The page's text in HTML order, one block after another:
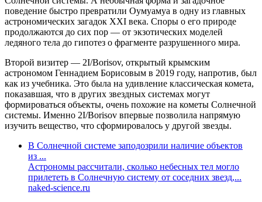
поведение быстро превратили Оумуамуа в одну из главных
астрономических загадок XXI века. Споры о его природе
продолжаются до сих пор — от экзотических моделей
ледяного тела до гипотез о фрагменте разрушенного мира.
Второй визитер — 2I/Borisov, открытый крымским
астрономом Геннадием Борисовым в 2019 году, напротив, был
как из учебника. Это была на удивление классическая комета,
показавшая, что в других звездных системах могут
формироваться объекты, очень похожие на кометы Солнечной
системы. Именно 2I/Borisov впервые позволила напрямую
изучить вещество, что сформировалось у другой звезды.
В Солнечной системе заподозрили наличие объектов
из ...
Астрономы рассчитали, сколько небесных тел могло
прилететь в Солнечную систему от соседних звезд,...
naked-science.ru